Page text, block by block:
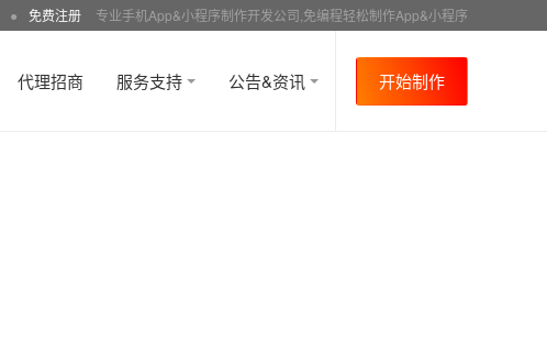
● 免费注册 专业手机App&小程序制作开发公司,免编程轻松制作App&小程序
代理招商 服务支持 公告&资讯 开始制作